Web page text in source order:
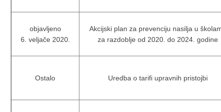
objavljeno
6. veljače 2020.
Akcijski plan za prevenciju nasilja u
za razdoblje od 2020. do 2024. godine
Ostalo Uredba o tarifi upravnih pristojbi